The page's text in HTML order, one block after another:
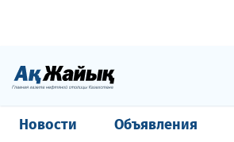
Новости Объявления